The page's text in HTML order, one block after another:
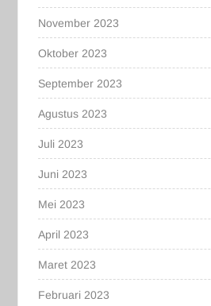
November 2023
Oktober 2023
September 2023
Agustus 2023
Juli 2023
Juni 2023
Mei 2023
April 2023
Maret 2023
Februari 2023